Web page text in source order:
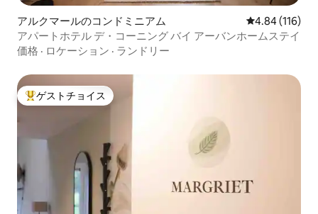
アルクマールのコンドミニアム レビュー116
4.84 (116)
アパートホテル デ・コーニング バイ アーバンホームステイ
価格 · ロケーション · ランドリー
大好評のゲストチョイスです。
ゲストチョイス